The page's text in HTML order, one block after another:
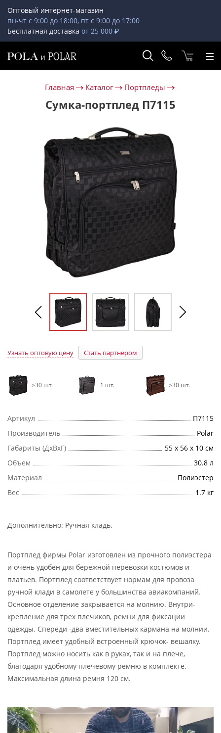
Оптовый интернет-магазин
пн-чт с 9:00 до 18:00, пт с 9:00 до 17:00
Бесплатная доставка от 25 000 ₽
Главная Каталог Портпледы
Сумка-портплед П7115
Узнать оптовую цену Стать партнёром
>30 шт. 1 шт. >30 шт.
Артикул
П7115
Производитель
Polar
Габариты (ДхВхГ)
55 х 56 х 10 см
Объем
30.8 л
Материал
Полиэстер
Вес
1.7 кг
Дополнительно: Ручная кладь.
Портплед фирмы Polar изготовлен из прочного полиэстера
и очень удобен для бережной перевозки костюмов и
платьев. Портплед соответствует нормам для провоза
ручной клади в самолете у большинства авиакомпаний.
Основное отделение закрывается на молнию. Внутри-
крепление для трех плечиков, ремни для фиксации
одежды. Спереди -два вместительных кармана на молнии.
Портплед имеет удобный встроенный крючок- вешалку.
Портплед можно носить как в руках, так и на плече,
благодаря удобному плечевому ремню в комплекте.
Максимальная длина ремня 120 см.